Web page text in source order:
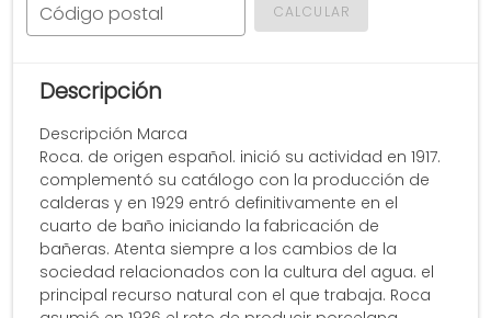
Código postal CALCULAR
Descripción
Descripción Marca
Roca. de origen español. inició su actividad en 1917.
complementó su catálogo con la producción de
calderas y en 1929 entró definitivamente en el
cuarto de baño iniciando la fabricación de
bañeras. Atenta siempre a los cambios de la
sociedad relacionados con la cultura del agua. el
principal recurso natural con el que trabaja. Roca